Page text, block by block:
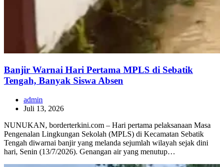
Banjir Warnai Hari Pertama MPLS di Sebatik
Tengah, Banyak Siswa Absen
admin
Juli 13, 2026
NUNUKAN, borderterkini.com – Hari pertama pelaksanaan Masa
Pengenalan Lingkungan Sekolah (MPLS) di Kecamatan Sebatik
Tengah diwarnai banjir yang melanda sejumlah wilayah sejak dini
hari, Senin (13/7/2026). Genangan air yang menutup…